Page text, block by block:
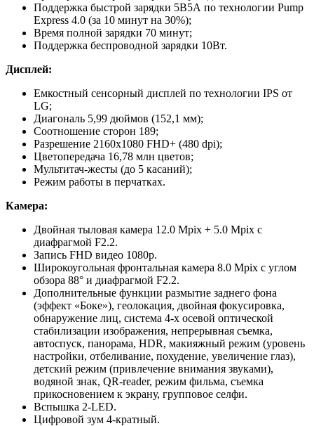
Поддержка быстрой зарядки 5В5А по технологии Pump
Express 4.0 (за 10 минут на 30%);
Время полной зарядки 70 минут;
Поддержка беспроводной зарядки 10Вт.
Дисплей:
Емкостный сенсорный дисплей по технологии IPS от
LG;
Диагональ 5,99 дюймов (152,1 мм);
Соотношение сторон 189;
Разрешение 2160х1080 FHD+ (480 dpi);
Цветопередача 16,78 млн цветов;
Мультитач-жесты (до 5 касаний);
Режим работы в перчатках.
Камера:
Двойная тыловая камера 12.0 Mpix + 5.0 Mpix с
диафрагмой F2.2.
Запись FHD видео 1080p.
Широкоугольная фронтальная камера 8.0 Mpix с углом
обзора 88° и диафрагмой F2.2.
Дополнительные функции размытие заднего фона
(эффект «Боке»), геолокация, двойная фокусировка,
обнаружение лиц, система 4-х осевой оптической
стабилизации изображения, непрерывная съемка,
автоспуск, панорама, HDR, макияжный режим (уровень
настройки, отбеливание, похудение, увеличение глаз),
детский режим (привлечение внимания звуками),
водяной знак, QR-reader, режим фильма, съемка
прикосновением к экрану, групповое селфи.
Вспышка 2-LED.
Цифровой зум 4-кратный.